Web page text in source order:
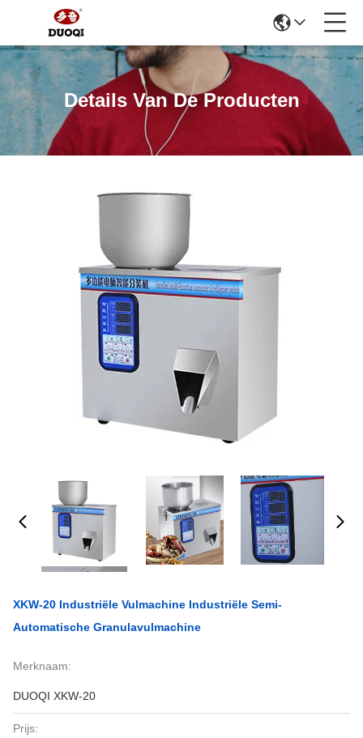
Details Van De Producten
XKW-20 Industriële Vulmachine Industriële Semi-
Automatische Granulavulmachine
Merknaam:
DUOQI XKW-20
Prijs: